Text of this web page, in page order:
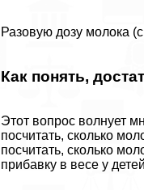
Разовую дозу молока
Как понять,
Этот вопрос волнует
посчитать, сколько
посчитать, сколько
прибавку в весе у